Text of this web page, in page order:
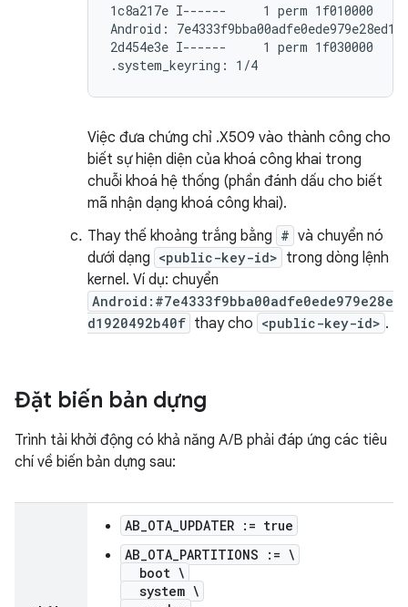
1c8a217e I------     1 perm 1f010000
Android:
2d454e3e I------     1 perm 1f030000
.system_keyring: 1/4
Việc đưa chứng chỉ .X509 vào thành công cho
biết sự hiện diện của khoá công khai trong
chuỗi khoá hệ thống (phần đánh dấu cho biết
mã nhận dạng khoá công khai).
Thay thế khoảng trắng bằng # và chuyển nó
dưới dạng <public-key-id> trong dòng lệnh
kernel. Ví dụ: chuyển
Android:#7e4333f9bba00adfe0ede979e28e
d1920492b40f thay cho <public-key-id> .
Đặt biến bản dựng
Trình tải khởi động có khả năng A/B phải đáp ứng các tiêu
chí về biến bản dựng sau:
AB_OTA_UPDATER := true
AB_OTA_PARTITIONS := \
boot \
system \